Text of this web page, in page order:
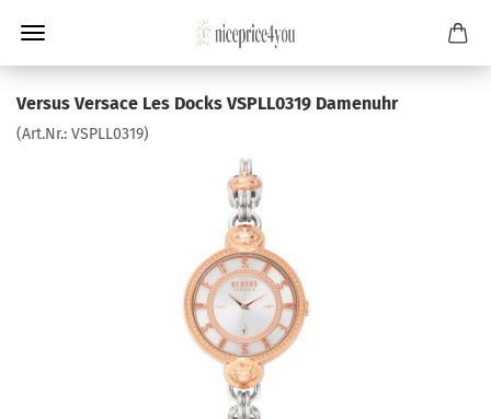
Versus Versace Les Docks VSPLL0319 Damenuhr
(Art.Nr.: VSPLL0319)